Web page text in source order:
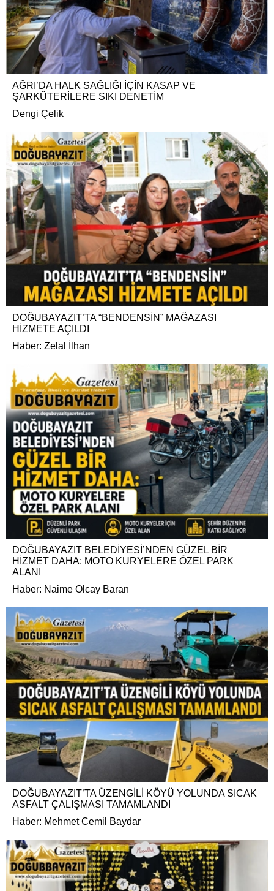
AĞRI’DA HALK SAĞLIĞI İÇİN KASAP VE
ŞARKÜTERİLERE SIKI DENETİM
Dengi Çelik
DOĞUBAYAZIT’TA “BENDENSİN” MAĞAZASI
HİZMETE AÇILDI
Haber: Zelal İlhan
DOĞUBAYAZIT BELEDİYESİ’NDEN GÜZEL BİR
HİZMET DAHA: MOTO KURYELERE ÖZEL PARK
ALANI
Haber: Naime Olcay Baran
DOĞUBAYAZIT’TA ÜZENGİLİ KÖYÜ YOLUNDA SICAK
ASFALT ÇALIŞMASI TAMAMLANDI
Haber: Mehmet Cemil Baydar